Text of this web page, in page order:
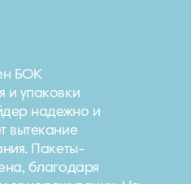
БОК
и упаковки
надежно и
вытекание
Пакеты-
благодаря